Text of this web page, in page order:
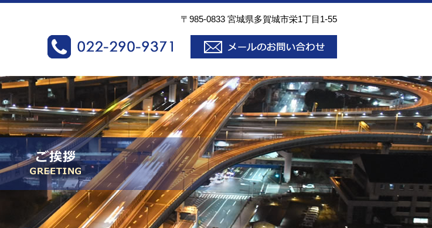
〒985-0833 宮城県多賀城市栄1丁目1-55